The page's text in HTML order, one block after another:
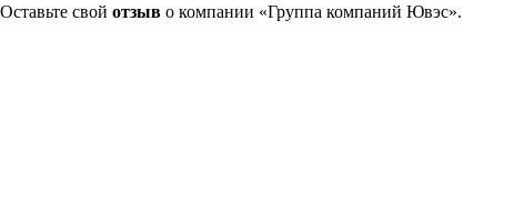
Оставьте свой отзыв о компании «Группа компаний Ювэс».